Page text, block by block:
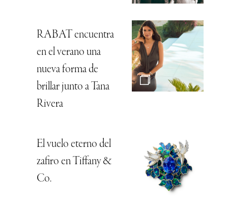
RABAT encuentra
en el verano una
nueva forma de
brillar junto a Tana
Rivera
El vuelo eterno del
zafiro en Tiffany &
Co.